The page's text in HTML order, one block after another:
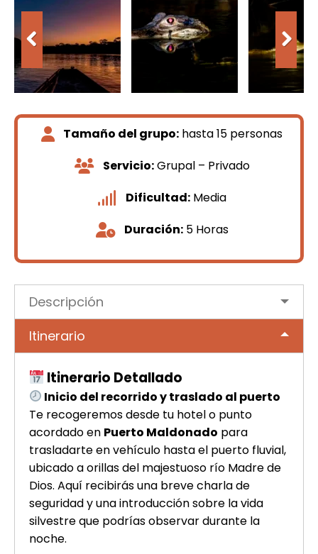
Tamaño del grupo: hasta 15 personas
Servicio:Grupal – Privado
Dificultad: Media
Duración:5 Horas
Descripción
Itinerario
Itinerario Detallado
Inicio del recorrido y traslado al puerto
Te recogeremos desde tu hotel o punto
acordado en Puerto Maldonado para
trasladarte en vehículo hasta el puerto fluvial,
ubicado a orillas del majestuoso río Madre de
Dios. Aquí recibirás una breve charla de
seguridad y una introducción sobre la vida
silvestre que podrías observar durante la
noche.